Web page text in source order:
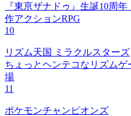
『東亰ザナドゥ』生誕10周
作アクションRPG
10
リズム天国 ミラクルスターズ
ちょっとヘンテコなリズム
場
11
ポケモンチャンピオンズ